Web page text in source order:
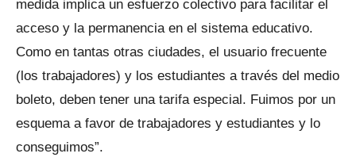
medida implica un esfuerzo colectivo para facilitar el
acceso y la permanencia en el sistema educativo.
Como en tantas otras ciudades, el usuario frecuente
(los trabajadores) y los estudiantes a través del medio
boleto, deben tener una tarifa especial. Fuimos por un
esquema a favor de trabajadores y estudiantes y lo
conseguimos”.